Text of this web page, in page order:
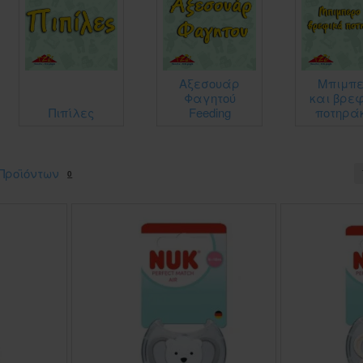
Πιπίλες
Αξεσουάρ
Φαγητού
Feeding
και
0